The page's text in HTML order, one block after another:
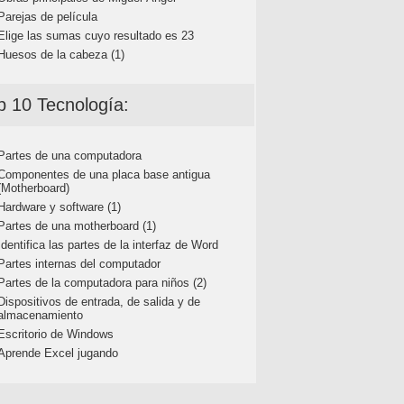
de película
las sumas cuyo resultado es 23
de la cabeza (1)
10 Tecnología:
de una computadora
de una placa base antigua
y software (1)
de una motherboard (1)
las partes de la interfaz de Word
internas del computador
de la computadora para niños (2)
de entrada, de salida y de
de Windows
Excel jugando